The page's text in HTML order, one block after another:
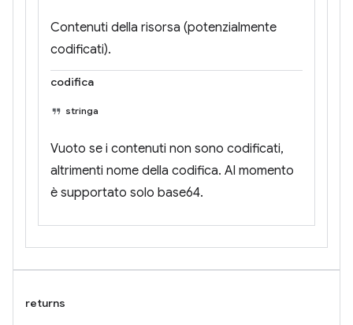
Contenuti della risorsa (potenzialmente
codificati).
codifica
stringa
Vuoto se i contenuti non sono codificati,
altrimenti nome della codifica. Al momento
è supportato solo base64.
returns